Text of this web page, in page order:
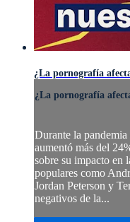
¿La pornografía
¿La pornografía
Durante la
aumentó más del
sobre su impacto en
populares como
Jordan Peterson y
negativos de la...